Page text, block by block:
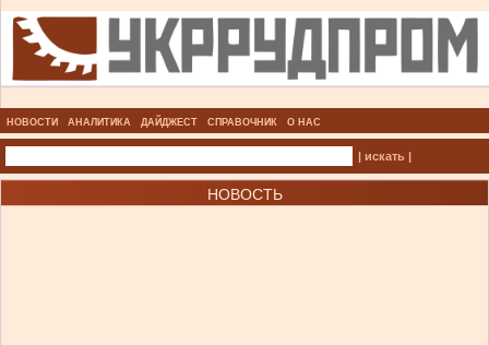
НОВОСТИ АНАЛИТИКА ДАЙДЖЕСТ СПРАВОЧНИК О НАС
| искать |
НОВОСТЬ